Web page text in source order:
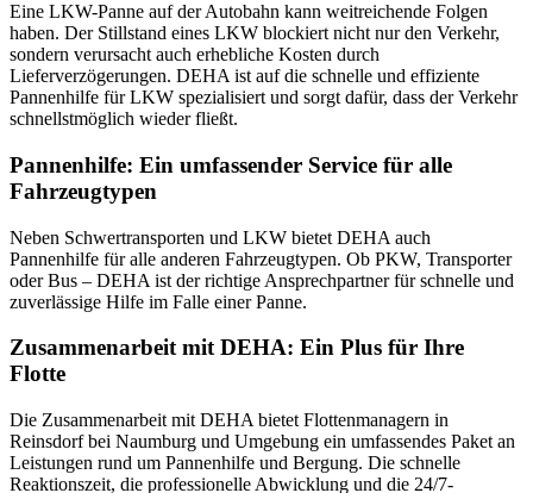
Eine LKW-Panne auf der Autobahn kann weitreichende Folgen
haben. Der Stillstand eines LKW blockiert nicht nur den Verkehr,
sondern verursacht auch erhebliche Kosten durch
Lieferverzögerungen. DEHA ist auf die schnelle und effiziente
Pannenhilfe für LKW spezialisiert und sorgt dafür, dass der Verkehr
schnellstmöglich wieder fließt.
Pannenhilfe: Ein umfassender Service für alle
Fahrzeugtypen
Neben Schwertransporten und LKW bietet DEHA auch
Pannenhilfe für alle anderen Fahrzeugtypen. Ob PKW, Transporter
oder Bus – DEHA ist der richtige Ansprechpartner für schnelle und
zuverlässige Hilfe im Falle einer Panne.
Zusammenarbeit mit DEHA: Ein Plus für Ihre
Flotte
Die Zusammenarbeit mit DEHA bietet Flottenmanagern in
Reinsdorf bei Naumburg und Umgebung ein umfassendes Paket an
Leistungen rund um Pannenhilfe und Bergung. Die schnelle
Reaktionszeit, die professionelle Abwicklung und die 24/7-